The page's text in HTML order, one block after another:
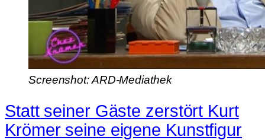
Screenshot: ARD-Mediathek
Statt seiner Gäste zerstört Kurt
Krömer seine eigene Kunstfigur